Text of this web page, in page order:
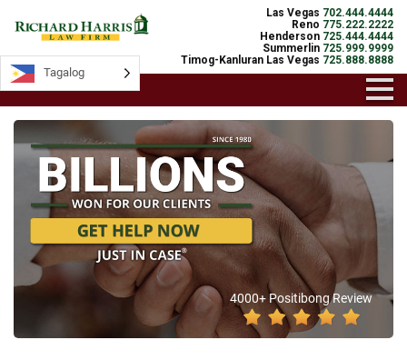
Las Vegas 702.444.4444
Reno 775.222.2222
Henderson 725.444.4444
Summerlin 725.999.9999
Timog-Kanluran Las Vegas 725.888.8888
4000+ Positibong Review
Tagalog